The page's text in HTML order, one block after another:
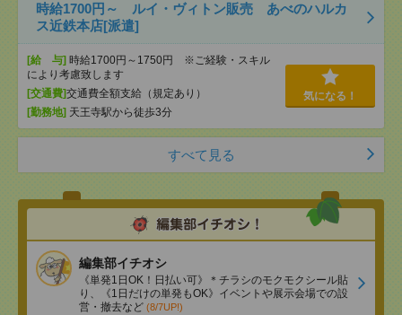
時給1700円～ ルイ・ヴィトン販売 あべのハルカ
ス近鉄本店[派遣]
[給 与] 時給1700円～1750円 ※ご経験・スキル
により考慮致します
[交通費]交通費全額支給（規定あり）
[勤務地] 天王寺駅から徒歩3分
気になる！
すべて見る
編集部イチオシ
《単発1日OK！日払い可》＊チラシのモクモクシール貼
り、《1日だけの単発もOK》イベントや展示会場での設
営・撤去など (8/7UP!)